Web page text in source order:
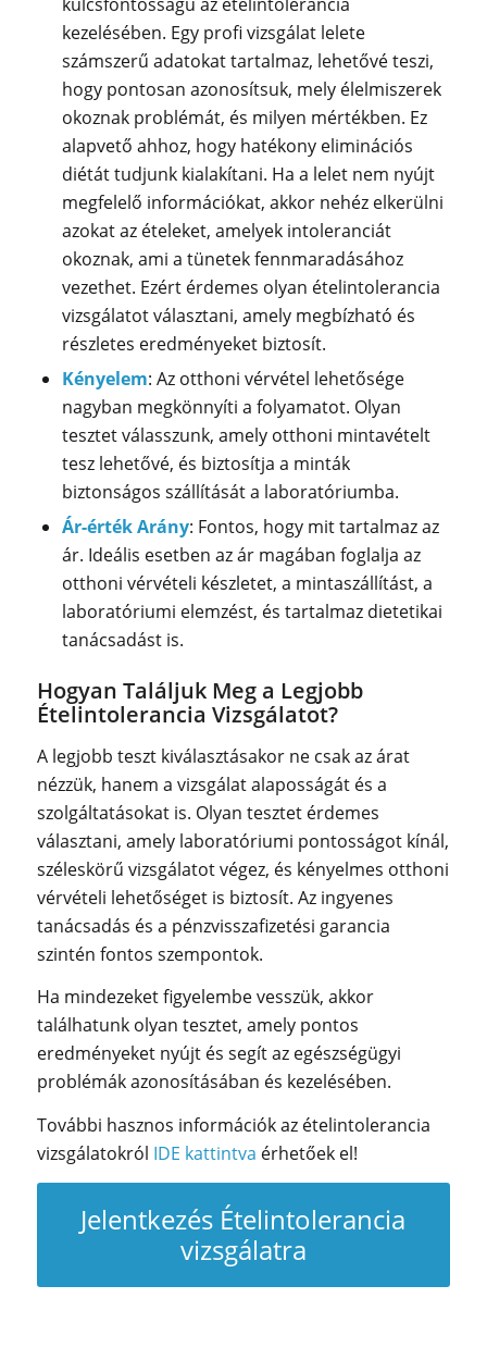
kezelésében. Egy profi vizsgálat lelete
számszerű adatokat tartalmaz, lehetővé teszi,
hogy pontosan azonosítsuk, mely élelmiszerek
okoznak problémát, és milyen mértékben. Ez
alapvető ahhoz, hogy hatékony eliminációs
diétát tudjunk kialakítani. Ha a lelet nem nyújt
megfelelő információkat, akkor nehéz elkerülni
azokat az ételeket, amelyek intoleranciát
okoznak, ami a tünetek fennmaradásához
vezethet. Ezért érdemes olyan ételintolerancia
vizsgálatot választani, amely megbízható és
részletes eredményeket biztosít.
Kényelem: Az otthoni vérvétel lehetősége
nagyban megkönnyíti a folyamatot. Olyan
tesztet válasszunk, amely otthoni mintavételt
tesz lehetővé, és biztosítja a minták
biztonságos szállítását a laboratóriumba.
Ár-érték Arány: Fontos, hogy mit tartalmaz az
ár. Ideális esetben az ár magában foglalja az
otthoni vérvételi készletet, a mintaszállítást, a
laboratóriumi elemzést, és tartalmaz dietetikai
tanácsadást is.
Hogyan Találjuk Meg a Legjobb
Ételintolerancia Vizsgálatot?
A legjobb teszt kiválasztásakor ne csak az árat
nézzük, hanem a vizsgálat alaposságát és a
szolgáltatásokat is. Olyan tesztet érdemes
választani, amely laboratóriumi pontosságot kínál,
széleskörű vizsgálatot végez, és kényelmes otthoni
vérvételi lehetőséget is biztosít. Az ingyenes
tanácsadás és a pénzvisszafizetési garancia
szintén fontos szempontok.
Ha mindezeket figyelembe vesszük, akkor
találhatunk olyan tesztet, amely pontos
eredményeket nyújt és segít az egészségügyi
problémák azonosításában és kezelésében.
További hasznos információk az ételintolerancia
vizsgálatokról IDE kattintva érhetőek el!
Jelentkezés Ételintolerancia
vizsgálatra